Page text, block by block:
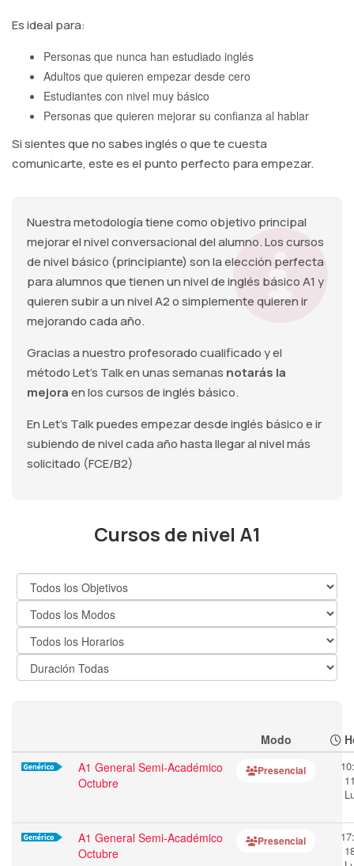
Es ideal para:
Personas que nunca han estudiado inglés
Adultos que quieren empezar desde cero
Estudiantes con nivel muy básico
Personas que quieren mejorar su confianza al hablar
Si sientes que no sabes inglés o que te cuesta
comunicarte, este es el punto perfecto para empezar.
Nuestra metodología tiene como objetivo principal
mejorar el nivel conversacional del alumno. Los cursos
de nivel básico (principiante) son la elección perfecta
para alumnos que tienen un nivel de inglés básico A1 y
quieren subir a un nivel A2 o simplemente quieren ir
mejorando cada año.
Gracias a nuestro profesorado cualificado y el
método Let's Talk en unas semanas notarás la
mejoraen los cursos de inglés básico.
En Let's Talk puedes empezar desde inglés básico e ir
subiendo de nivel cada año hasta llegar al nivel más
solicitado (FCE/B2)
Cursos de nivel A1
Modo
A1 General Semi-Académico
Octubre
Presencial
A1 General Semi-Académico
Octubre
Presencial